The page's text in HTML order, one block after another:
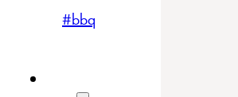
#bbq